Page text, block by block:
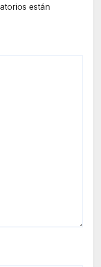
están